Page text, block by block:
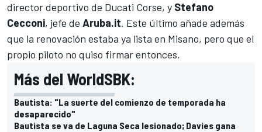
director deportivo de Ducati Corse, y Stefano
Cecconi, jefe de Aruba.it. Este último añade además
que la renovación estaba ya lista en Misano, pero que el
propio piloto no quiso firmar entonces.
Más del WorldSBK:
Bautista: "La suerte del comienzo de temporada ha
desaparecido"
Bautista se va de Laguna Seca lesionado; Davies gana